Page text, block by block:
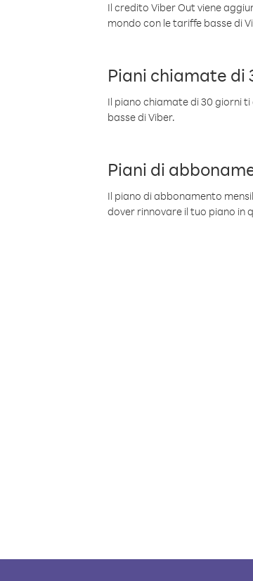
Il credito Viber Out viene
mondo con le tariffe basse di
Piani chiamate di
Il piano chiamate di 30 giorni
basse di Viber.
Piani di
Il piano di abbonamento
dover rinnovare il tuo piano in